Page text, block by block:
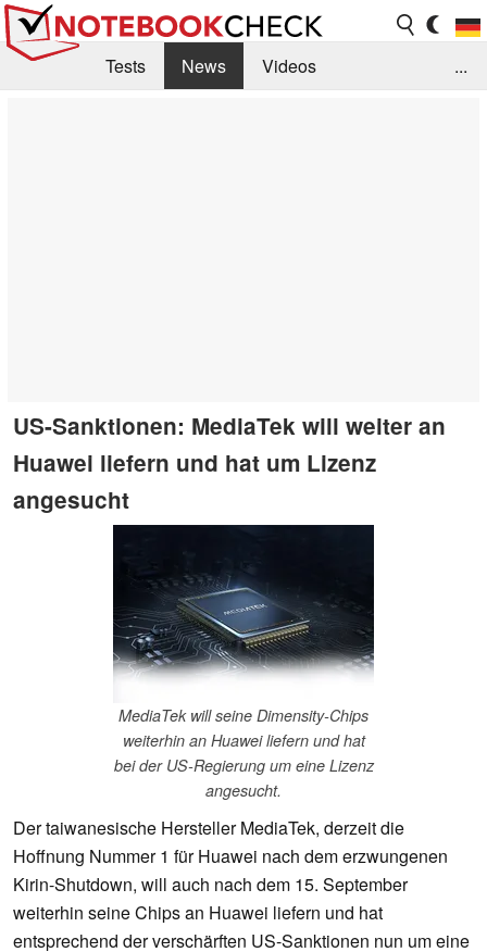
Tests News
Videos
...
US-Sanktionen: MediaTek will weiter an
Huawei liefern und hat um Lizenz
angesucht
MediaTek will seine Dimensity-Chips
weiterhin an Huawei liefern und hat
bei der US-Regierung um eine Lizenz
angesucht.
Der taiwanesische Hersteller MediaTek, derzeit die
Hoffnung Nummer 1 für Huawei nach dem erzwungenen
Kirin-Shutdown, will auch nach dem 15. September
weiterhin seine Chips an Huawei liefern und hat
entsprechend der verschärften US-Sanktionen nun um eine